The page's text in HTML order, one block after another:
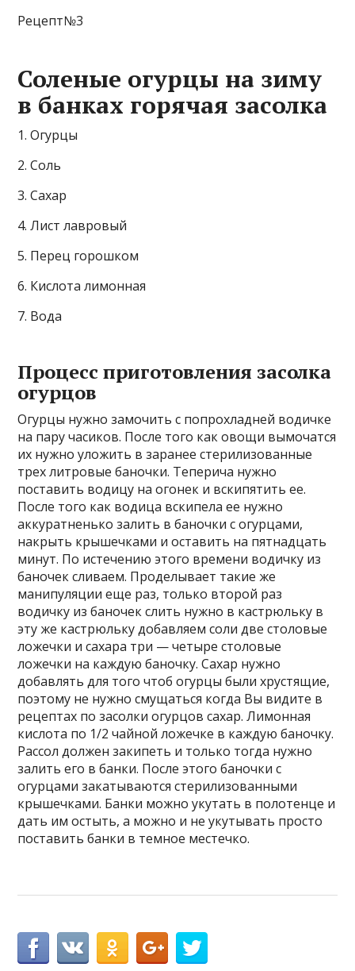
Рецепт№3
Соленые огурцы на зиму
в банках горячая засолка
1. Огурцы
2. Соль
3. Сахар
4. Лист лавровый
5. Перец горошком
6. Кислота лимонная
7. Вода
Процесс приготовления засолка
огурцов
Огурцы нужно замочить с попрохладней водичке
на пару часиков. После того как овощи вымочатся
их нужно уложить в заранее стерилизованные
трех литровые баночки. Теперича нужно
поставить водицу на огонек и вскипятить ее.
После того как водица вскипела ее нужно
аккуратненько залить в баночки с огурцами,
накрыть крышечками и оставить на пятнадцать
минут. По истечению этого времени водичку из
баночек сливаем. Проделывает такие же
манипуляции еще раз, только второй раз
водичку из баночек слить нужно в кастрюльку в
эту же кастрюльку добавляем соли две столовые
ложечки и сахара три — четыре столовые
ложечки на каждую баночку. Сахар нужно
добавлять для того чтоб огурцы были хрустящие,
поэтому не нужно смущаться когда Вы видите в
рецептах по засолки огурцов сахар. Лимонная
кислота по 1/2 чайной ложечке в каждую баночку.
Рассол должен закипеть и только тогда нужно
залить его в банки. После этого баночки с
огурцами закатываются стерилизованными
крышечками. Банки можно укутать в полотенце и
дать им остыть, а можно и не укутывать просто
поставить банки в темное местечко.